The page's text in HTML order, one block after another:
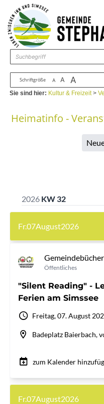
Zum Inhalt ,zur Navigation
Schriftgröße A A A
Sie sind hier: Kultur & Freizeit>
Heimatinfo -